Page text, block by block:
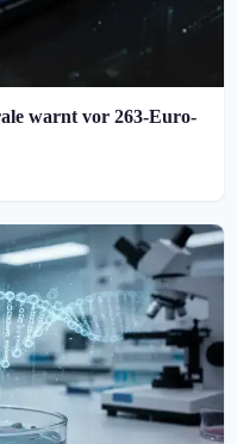
warnt vor 263-Euro-